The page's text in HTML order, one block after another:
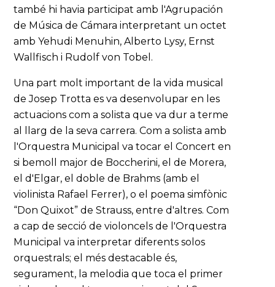
també hi havia participat amb l'Agrupación
de Música de Cámara interpretant un octet
amb Yehudi Menuhin, Alberto Lysy, Ernst
Wallfisch i Rudolf von Tobel.
Una part molt important de la vida musical
de Josep Trotta es va desenvolupar en les
actuacions com a solista que va dur a terme
al llarg de la seva carrera. Com a solista amb
l'Orquestra Municipal va tocar el Concert en
si bemoll major de Boccherini, el de Morera,
el d'Elgar, el doble de Brahms (amb el
violinista Rafael Ferrer), o el poema simfònic
“Don Quixot” de Strauss, entre d'altres. Com
a cap de secció de violoncels de l'Orquestra
Municipal va interpretar diferents solos
orquestrals; el més destacable és,
segurament, la melodia que toca el primer